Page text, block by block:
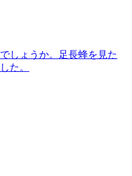
しょうか。足長蜂を見た
た。